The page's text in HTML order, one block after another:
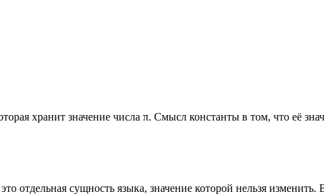
хранит значение числа π. Смысл константы в том, что её
отдельная сущность языка, значение которой нельзя изменить.